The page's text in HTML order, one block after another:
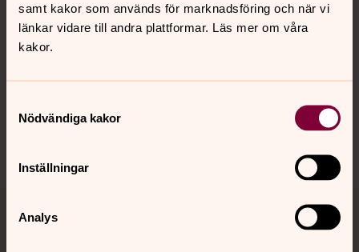
samt kakor som används för marknadsföring och när vi
länkar vidare till andra plattformar. Läs mer om våra
kakor.
Nödvändiga kakor
Inställningar
Analys
Hitta snabbt
Jourhavande präst